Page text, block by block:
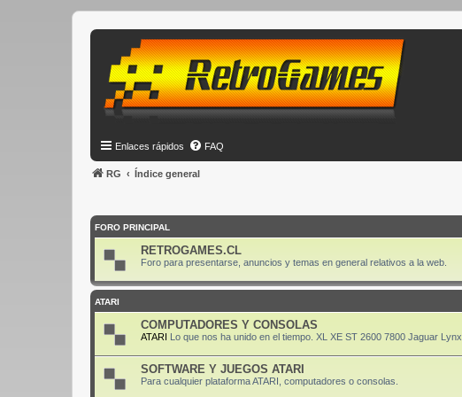
Enlaces rápidos FAQ
RG
Índice general
FORO PRINCIPAL
RETROGAMES.CL
Foro para presentarse, anuncios y temas en general relativos a la web.
ATARI
COMPUTADORES Y CONSOLAS
ATARI Lo que nos ha unido en el tiempo. XL XE ST 2600 7800 Jaguar Lynx.
SOFTWARE Y JUEGOS ATARI
Para cualquier plataforma ATARI, computadores o consolas.